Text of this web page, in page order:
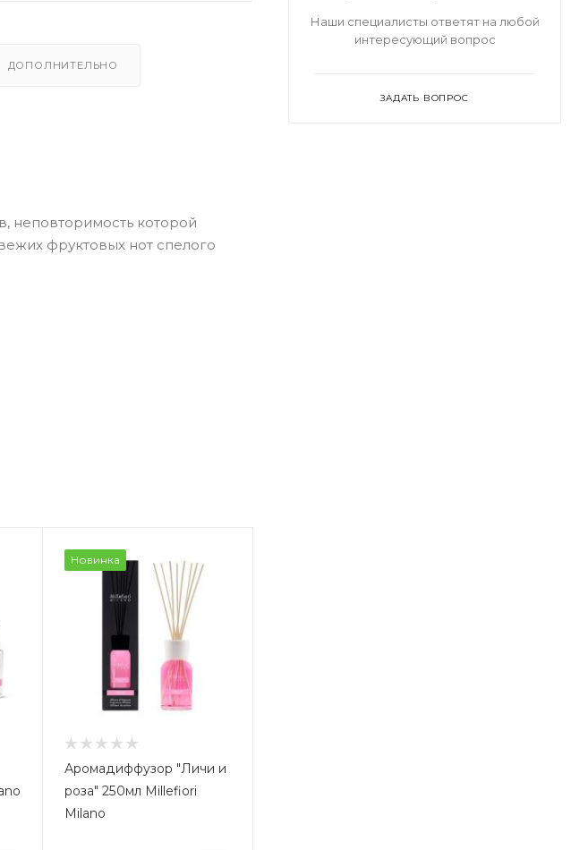
ДОПОЛНИТЕЛЬНО
неповторимость которой
фруктовых нот спелого
Новинка
Аромадиффузор "Личи и
роза" 250мл Millefiori
Milano
Наши специалисты ответят на любой
интересующий вопрос
ЗАДАТЬ ВОПРОС